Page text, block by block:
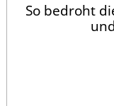
So bedroht